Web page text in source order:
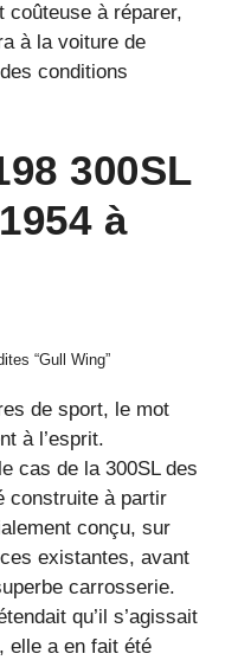
coûteuse à réparer,
à la voiture de
conditions
300SL
à
“Gull Wing”
de sport, le mot
à l’esprit.
cas de la 300SL des
construite à partir
conçu, sur
existantes, avant
carrosserie.
qu’il s’agissait
elle a en fait été